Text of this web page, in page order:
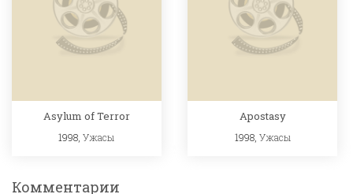
Asylum of Terror
1998,Ужасы
Apostasy
1998, Ужасы
Комментарии